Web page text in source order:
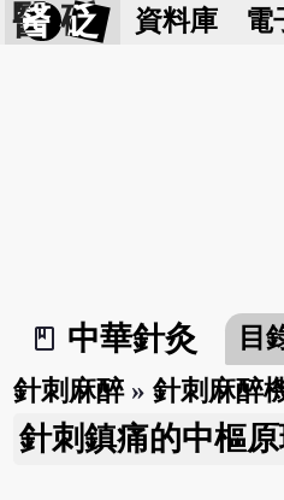
醫 砭 資料庫 電
book_2
中華針灸 目
針刺麻醉»針刺麻醉
針刺鎮痛的中樞